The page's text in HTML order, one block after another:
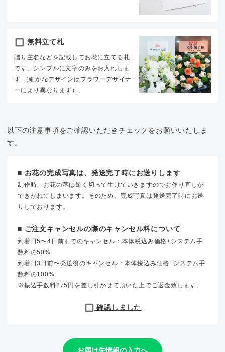
無料立て札
贈り主名などを記載してお花に立てる札
です。シンプルに文字のみをお入れしま
す （細かなデザインはフラワーデザイナ
ーにより異なります）。
以下の注意事項をご確認いただきチェックをお願いいたしま
す。
■ お花の完成写真は、発送完了時にお送りします
制作時、お花の茎は短く切って生けていきますのでお作り直しが
できかねてしまいます。そのため、完成写真は発送完了時にお送
りしております。
■ ご注文キャンセルの際のキャンセル料について
到着日5〜4日前までのキャンセル：本体税込み価格+システム手
数料の50%
到着日3日前〜発送後のキャンセル：本体税込み価格+システム手
数料の100%
※振込手数料275円を差し引かせて頂いた上でご返金致します。
確認しました